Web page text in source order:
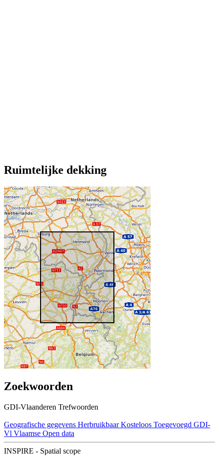
Ruimtelijke dekking
Zoekwoorden
GDI-Vlaanderen Trefwoorden
Geografische gegevens Herbruikbaar Kosteloos Toegevoegd GDI-
Vl Vlaamse Open data
INSPIRE - Spatial scope